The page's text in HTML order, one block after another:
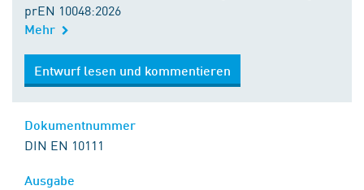
prEN 10048:2026
Mehr
Entwurf lesen und kommentieren
DIN EN 10111